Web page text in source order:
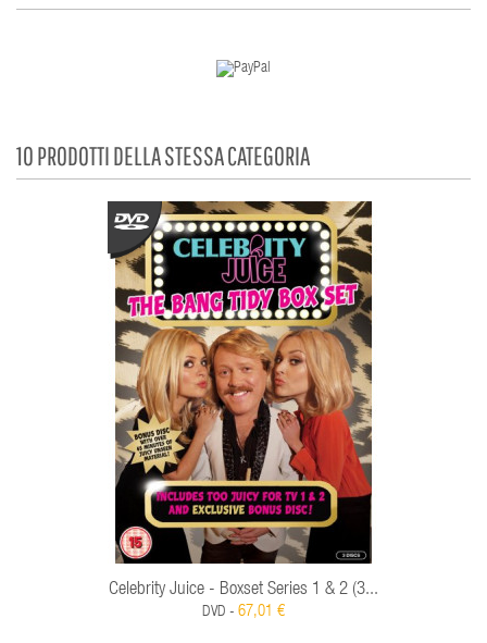
10 PRODOTTI DELLA STESSA CATEGORIA
Celebrity Juice - Boxset Series 1 & 2 (3...
DVD - 67,01 €